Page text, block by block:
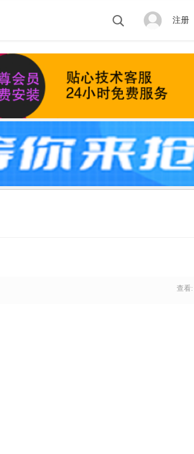
注册
查看: